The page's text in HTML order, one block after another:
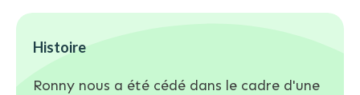
Histoire
Ronny nous a été cédé dans le cadre d'une